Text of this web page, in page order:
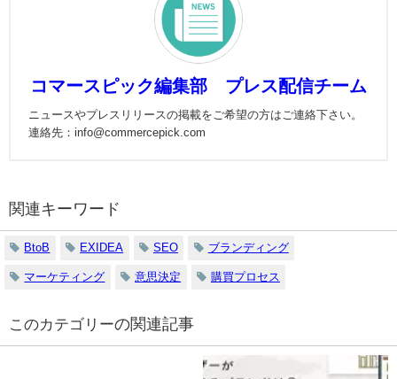
コマースピック編集部 プレス配信チーム
ニュースやプレスリリースの掲載をご希望の方はご連絡下さい。
連絡先：info@commercepick.com
関連キーワード
BtoB EXIDEA SEO ブランディング
マーケティング 意思決定 購買プロセス
の関連記事